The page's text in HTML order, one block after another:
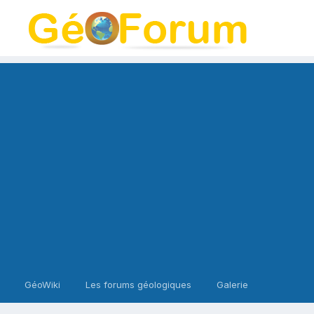
GéoWiki Les forums géologiques Galerie